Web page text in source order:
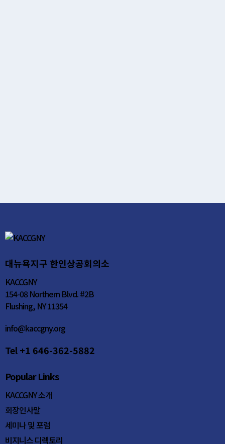
대뉴욕지구 한인상공회의소
KACCGNY
154-08 Northern Blvd. #2B
Flushing, NY 11354
info@kaccgny.org
Tel +1 646-362-5882
Popular Links
KACCGNY 소개
회장인사말
세미나 및 포럼
비지니스 디렉토리